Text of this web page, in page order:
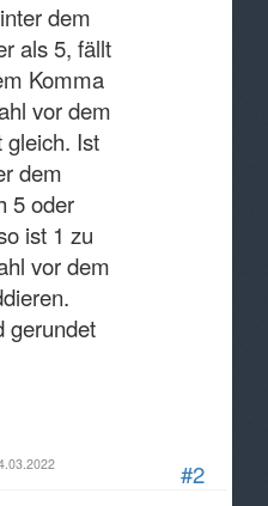
#2
dem
als 5, fällt
Komma
vor dem
gleich. Ist
dem
5 oder
ist 1 zu
vor dem
gerundet